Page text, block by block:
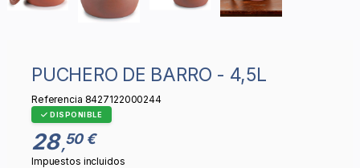
PUCHERO DE BARRO - 4,5L
Referencia 8427122000244
DISPONIBLE
28 ,50 €
Impuestos incluidos